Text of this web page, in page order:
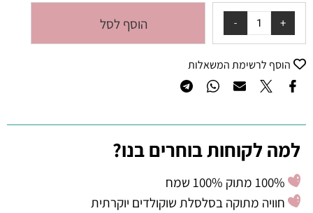
הוסף לסל
הוסף לרשימת המשאלות
למה לקוחות בוחרים בנו?
חוויה מתוקה בסלסלת שוקולדים יוקרתית